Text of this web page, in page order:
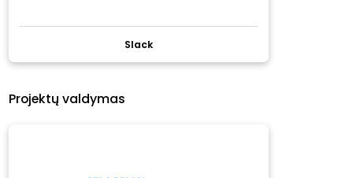
Slack
Projektų valdymas